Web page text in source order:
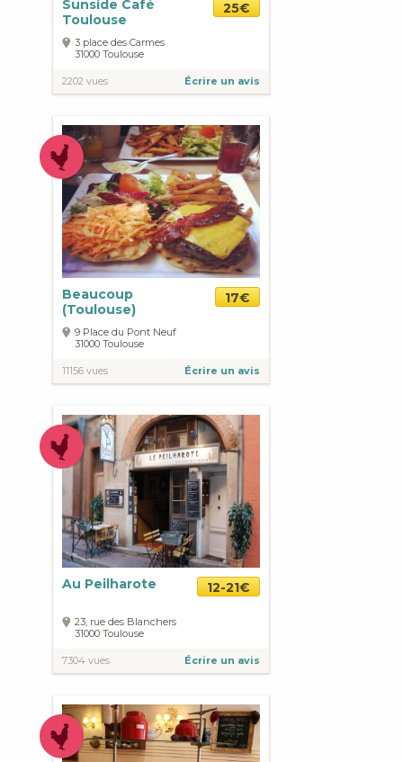
Sunside Café
Toulouse
25€
3 place des Carmes
31000 Toulouse
2202 vues Écrire un avis
Beaucoup
(Toulouse)
17€
9 Place du Pont Neuf
31000 Toulouse
11156 vues Écrire un avis
Au Peilharote 12-21€
23, rue des Blanchers
31000 Toulouse
7304 vues Écrire un avis